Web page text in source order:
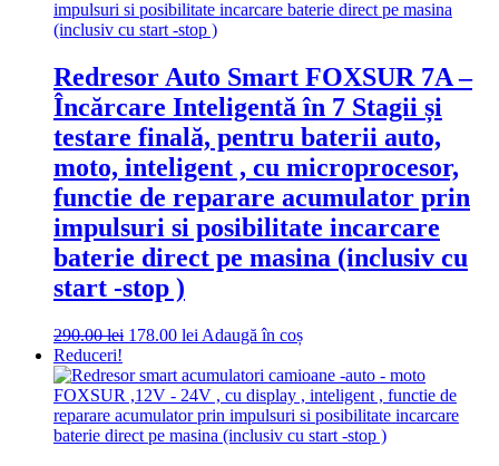
Redresor Auto Smart FOXSUR 7A –
Încărcare Inteligentă în 7 Stagii și
testare finală, pentru baterii auto,
moto, inteligent , cu microprocesor,
functie de reparare acumulator prin
impulsuri si posibilitate incarcare
baterie direct pe masina (inclusiv cu
start -stop )
290.00lei Prețul
a
fost:
290.00 lei.
178.00 lei Prețul
este:
178.00 lei.
Adaugă în coș
Reduceri!